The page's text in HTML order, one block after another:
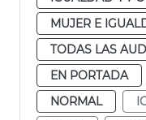
MUJER E
TODAS LAS
EN PORTADA
NORMAL